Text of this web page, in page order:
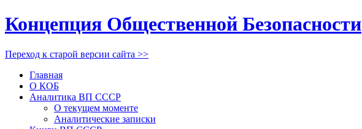
Концепция Общественной Безопасности
Переход к старой версии сайта >>
Главная
О КОБ
Аналитика ВП СССР
О текущем моменте
Аналитические записки